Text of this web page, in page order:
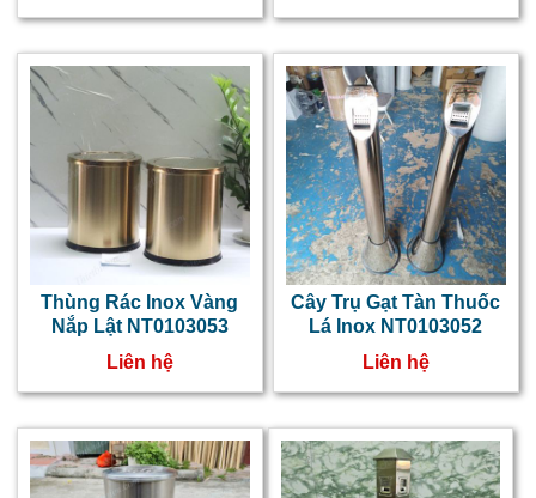
Thùng Rác Inox Vàng
Nắp Lật NT0103053
Liên hệ
Cây Trụ Gạt Tàn Thuốc
Lá Inox NT0103052
Liên hệ